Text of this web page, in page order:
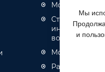
Монтаж
Монтаж
Разное
Мы
и